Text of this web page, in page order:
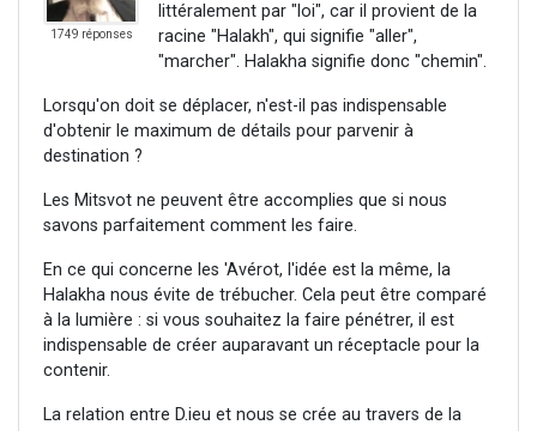
1749 réponses
littéralement par "loi", car il provient de la
racine "Halakh", qui signifie "aller",
"marcher". Halakha signifie donc "chemin".
Lorsqu'on doit se déplacer, n'est-il pas indispensable
d'obtenir le maximum de détails pour parvenir à
destination ?
Les Mitsvot ne peuvent être accomplies que si nous
savons parfaitement comment les faire.
En ce qui concerne les 'Avérot, l'idée est la même, la
Halakha nous évite de trébucher. Cela peut être comparé
à la lumière : si vous souhaitez la faire pénétrer, il est
indispensable de créer auparavant un réceptacle pour la
contenir.
La relation entre D.ieu et nous se crée au travers de la